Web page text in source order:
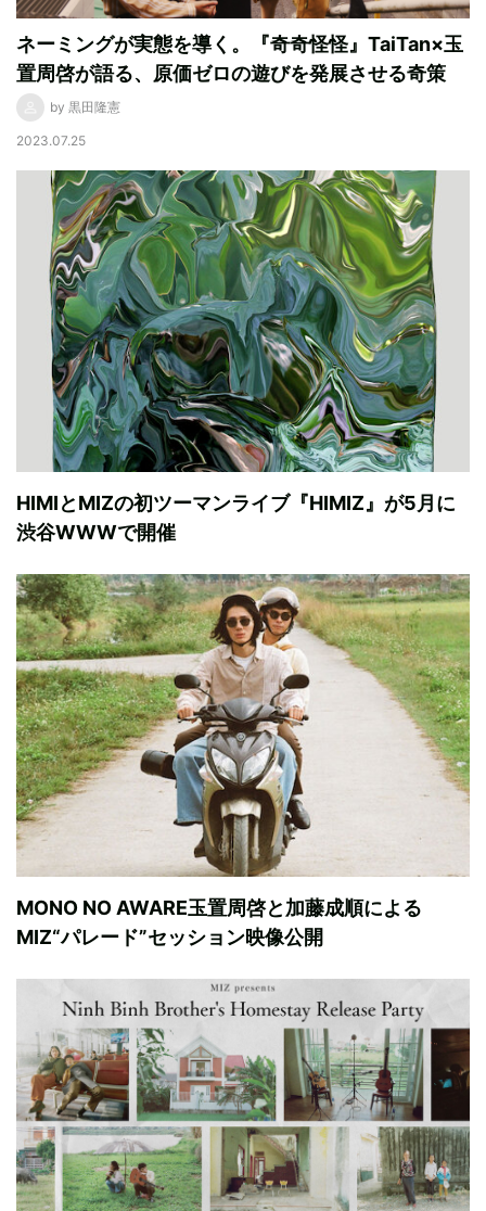
ネーミングが実態を導く。『奇奇怪怪』TaiTan×玉
置周啓が語る、原価ゼロの遊びを発展させる奇策
by 黒田隆憲
2023.07.25
HIMIとMIZの初ツーマンライブ『HIMIZ』が5月に
渋谷WWWで開催
MONO NO AWARE玉置周啓と加藤成順による
MIZ“パレード”セッション映像公開